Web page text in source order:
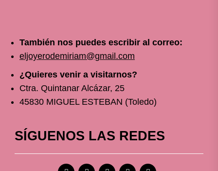
También nos puedes escribir al correo:
eljoyerodemiriam@gmail.com
¿Quieres venir a visitarnos?
Ctra. Quintanar Alcázar, 25
45830 MIGUEL ESTEBAN (Toledo)
SÍGUENOS LAS REDES